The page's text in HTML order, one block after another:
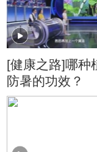
[健康之路]哪种
防暑的功效？